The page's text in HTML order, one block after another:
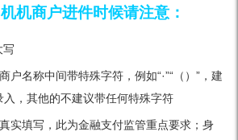
机商户进件时候请注意：
写
户名称中间带特殊字符，例如“·”“（）”，建
，其他的不建议带任何特殊字符
实填写，此为金融支付监管重点要求；身